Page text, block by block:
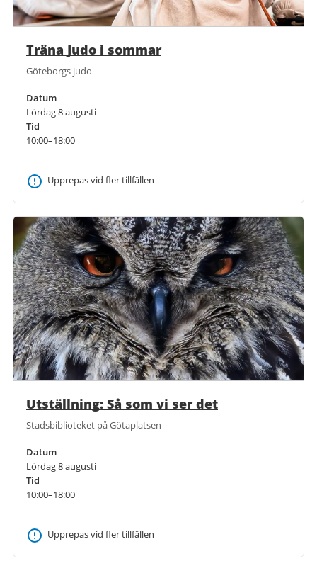
Träna Judo i sommar
Göteborgs judo
Datum
Lördag 8 augusti
Tid
10:00–18:00
Upprepas vid fler tillfällen
Utställning: Så som vi ser det
Stadsbiblioteket på Götaplatsen
Datum
Lördag 8 augusti
Tid
10:00–18:00
Upprepas vid fler tillfällen